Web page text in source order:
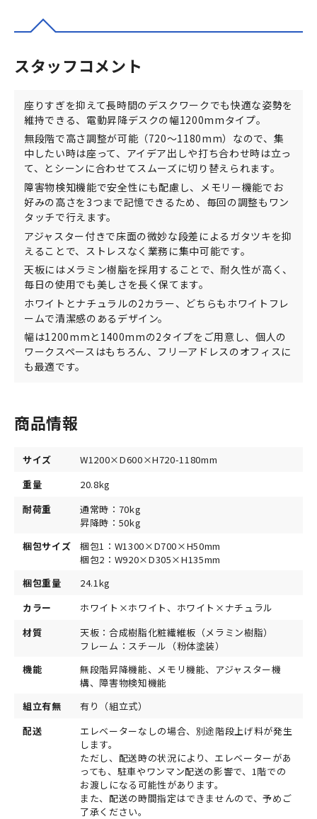
スタッフコメント
座りすぎを抑えて長時間のデスクワークでも快適な姿勢を
維持できる、電動昇降デスクの幅1200mmタイプ。
無段階で高さ調整が可能（720～1180mm）なので、集
中したい時は座って、アイデア出しや打ち合わせ時は立っ
て、とシーンに合わせてスムーズに切り替えられます。
障害物検知機能で安全性にも配慮し、メモリー機能でお
好みの高さを3つまで記憶できるため、毎回の調整もワン
タッチで行えます。
アジャスター付きで床面の微妙な段差によるガタツキを抑
えることで、ストレスなく業務に集中可能です。
天板にはメラミン樹脂を採用することで、耐久性が高く、
毎日の使用でも美しさを長く保てます。
ホワイトとナチュラルの2カラー、どちらもホワイトフレ
ームで清潔感のあるデザイン。
幅は1200mmと1400mmの2タイプをご用意し、個人の
ワークスペースはもちろん、フリーアドレスのオフィスに
も最適です。
商品情報
サイズ
W1200×D600×H720-1180mm
重量
20.8kg
耐荷重
通常時：70kg
昇降時：50kg
梱包サイズ
梱包1：W1300×D700×H50mm
梱包2：W920×D305×H135mm
梱包重量
24.1kg
カラー
ホワイト×ホワイト、ホワイト×ナチュラル
材質
天板：合成樹脂化粧繊維板（メラミン樹脂）
フレーム：スチール（粉体塗装）
機能
無段階昇降機能、メモリ機能、アジャスター機
構、障害物検知機能
組立有無
有り（組立式）
配送
エレベーターなしの場合、別途階段上げ料が発生
します。
ただし、配送時の状況により、エレベーターがあ
っても、駐車やワンマン配送の影響で、1階での
お渡しになる可能性があります。
また、配送の時間指定はできませんので、予めご
了承ください。